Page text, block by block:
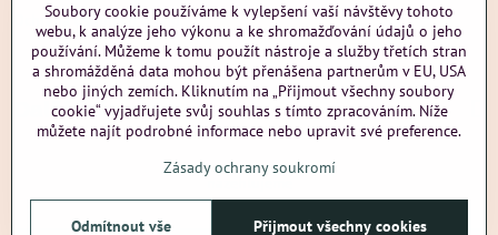
Ochrana osobních údajů
Další informace
nazehlujeme
Soubory cookie používáme k vylepšení vaší návštěvy tohoto
webu, k analýze jeho výkonu a ke shromažďování údajů o jeho
používání. Můžeme k tomu použít nástroje a služby třetích stran
a shromážděná data mohou být přenášena partnerům v EU, USA
nebo jiných zemích. Kliknutím na „Přijmout všechny soubory
cookie“ vyjadřujete svůj souhlas s tímto zpracováním. Níže
můžete najít podrobné informace nebo upravit své preference.
Zásady ochrany soukromí
Přijmout všechny cookies
Odmítnout vše